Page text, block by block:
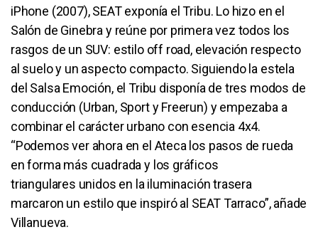
iPhone (2007), SEAT exponía el Tribu. Lo hizo en el
Salón de Ginebra y reúne por primera vez todos los
rasgos de un SUV: estilo off road, elevación respecto
al suelo y un aspecto compacto. Siguiendo la estela
del Salsa Emoción, el Tribu disponía de tres modos de
conducción (Urban, Sport y Freerun) y empezaba a
combinar el carácter urbano con esencia 4x4.
“Podemos ver ahora en el Ateca los pasos de rueda
en forma más cuadrada y los gráficos
triangulares unidos en la iluminación trasera
marcaron un estilo que inspiró al SEAT Tarraco”, añade
Villanueva.